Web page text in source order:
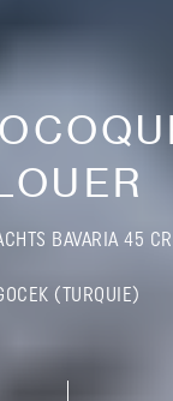
BAVARIA 45
(TURQUIE)